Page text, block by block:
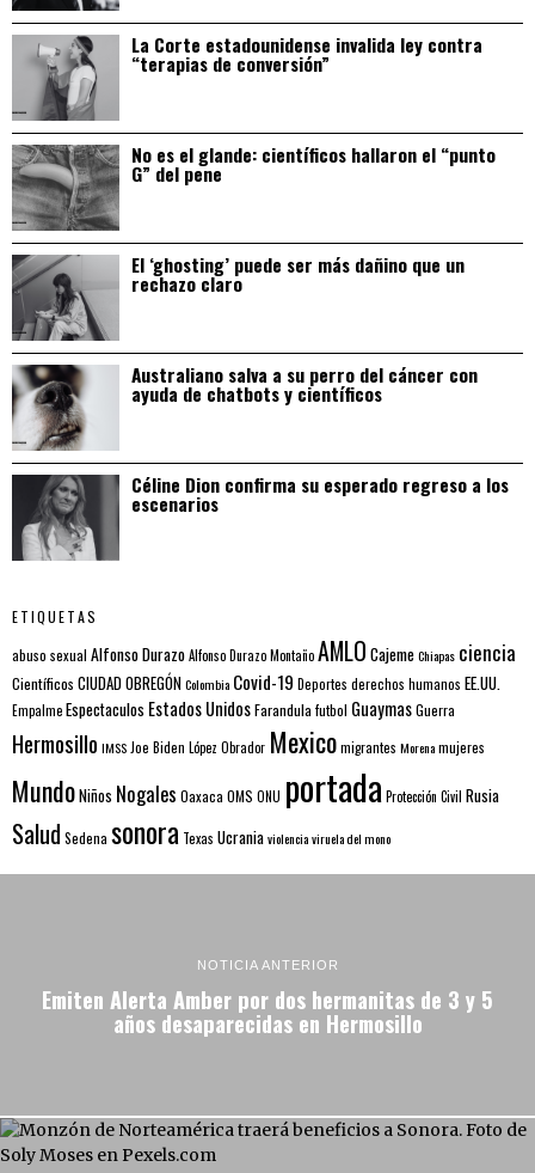
La Corte estadounidense invalida ley contra
“terapias de conversión”
No es el glande: científicos hallaron el “punto
G” del pene
El ‘ghosting’ puede ser más dañino que un
rechazo claro
Australiano salva a su perro del cáncer con
ayuda de chatbots y científicos
Céline Dion confirma su esperado regreso a los
escenarios
ETIQUETAS
abuso sexual Alfonso DurazoAlfonso Durazo MontañoAMLO CajemeChiapas ciencia
Científicos CIUDAD OBREGÓNColombia Covid-19 Deportes derechos humanos EE.UU.
EmpalmeEspectaculos Estados UnidosFarandulafutbol GuaymasGuerra
Hermosillo IMSSJoe Biden López Obrador Mexicomigrantes Morenamujeres
MundoNiños Nogales Oaxaca OMS ONU portada Protección Civil Rusia
Salud Sedena sonora Texas Ucraniaviolenciaviruela del mono
NOTICIA ANTERIOR
Emiten Alerta Amber por dos hermanitas de 3 y 5
años desaparecidas en Hermosillo